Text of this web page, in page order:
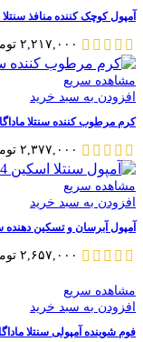
آمپول کوچک کننده منافذ سنتلا
۲,۲۱۷,۰۰۰
مشاهده سریع
افزودن به سبد خرید
کرم مرطوب کننده سنتلا
۲,۳۷۷,۰۰۰
مشاهده سریع
افزودن به سبد خرید
آمپول آبرسان و تسکین دهنده
۲,۶۵۷,۰۰۰
مشاهده سریع
افزودن به سبد خرید
فوم شوینده آمپولی سنتلا